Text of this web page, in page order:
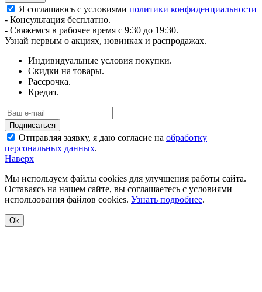
Я соглашаюсь с условиями политики конфиденциальности
- Консультация бесплатно.
- Свяжемся в рабочее время с 9:30 до 19:30.
Узнай первым о акциях, новинках и распродажах.
Индивидуальные условия покупки.
Скидки на товары.
Рассрочка.
Кредит.
Отправляя заявку, я даю согласие на обработку
персональных данных.
Наверх
Мы используем файлы cookies для улучшения работы сайта.
Оставаясь на нашем сайте, вы соглашаетесь с условиями
использования файлов cookies. Узнать подробнее.
Ok